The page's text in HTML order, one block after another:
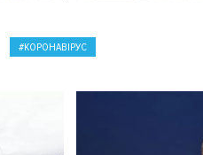
КОРОНАВІРУС